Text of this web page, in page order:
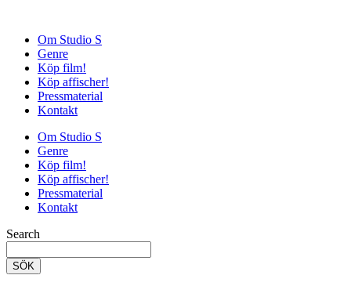
Om Studio S
Genre
Köp film!
Köp affischer!
Pressmaterial
Kontakt
Om Studio S
Genre
Köp film!
Köp affischer!
Pressmaterial
Kontakt
Search
SÖK